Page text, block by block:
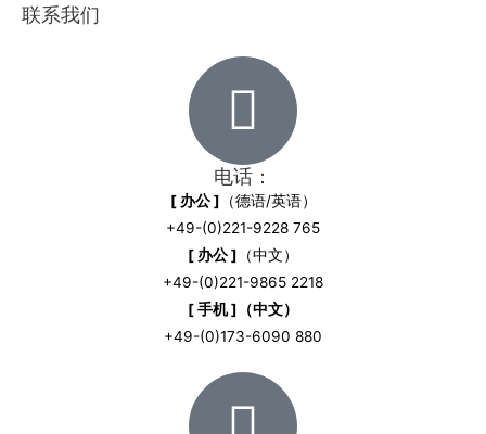
联系我们
电话：
[ 办公 ] （德语/英语）
+49-(0)221-9228 765
[ 办公 ] （中文）
+49-(0)221-9865 2218
[ 手机 ]（中文）
+49-(0)173-6090 880